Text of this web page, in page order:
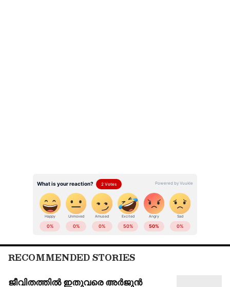
എ ഐ ദൃശ്യങ്ങളും ഉണ്ടാക്കിക്കൂടെ
എന്നായിരുന്നു സി പി എം സംസ്ഥാന സെക്രട്ടറി
ഇക്കാര്യത്തിൽ നൽകിയ വിചിത്ര വിശദീകരണം.
എല്ലാ സെഷനിലും ആൾ വേണമെന്നാണോ
എന്നും ​ഗോവിന്ദൻ ചോദിച്ചു. സം​ഗമം
പരാജയമെന്നത് മാധ്യമ പ്രചാരണമാണെന്നും
നാണവും മാനവുമില്ലാതെ കള്ളം
RECOMMENDED STORIES
ജീവിതത്തിൽ ഇതുവരെ അർജുൻ